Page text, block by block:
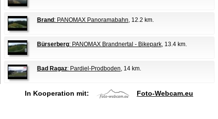
Brand : PANOMAX Panoramabahn, 12.2 km.
Bürserberg: PANOMAX Brandnertal - Bikepark, 13.4 km.
Bad Ragaz: Pardiel-Prodboden, 14 km.
In Kooperation mit: Foto-Webcam.eu